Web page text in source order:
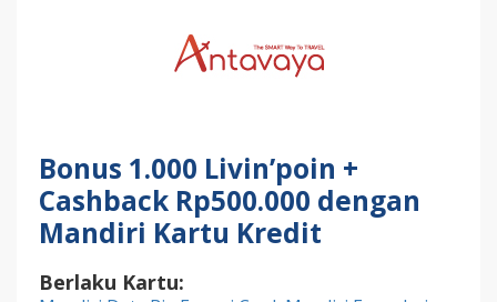
Bonus 1.000 Livin’poin +
Cashback Rp500.000 dengan
Mandiri Kartu Kredit
Berlaku Kartu: